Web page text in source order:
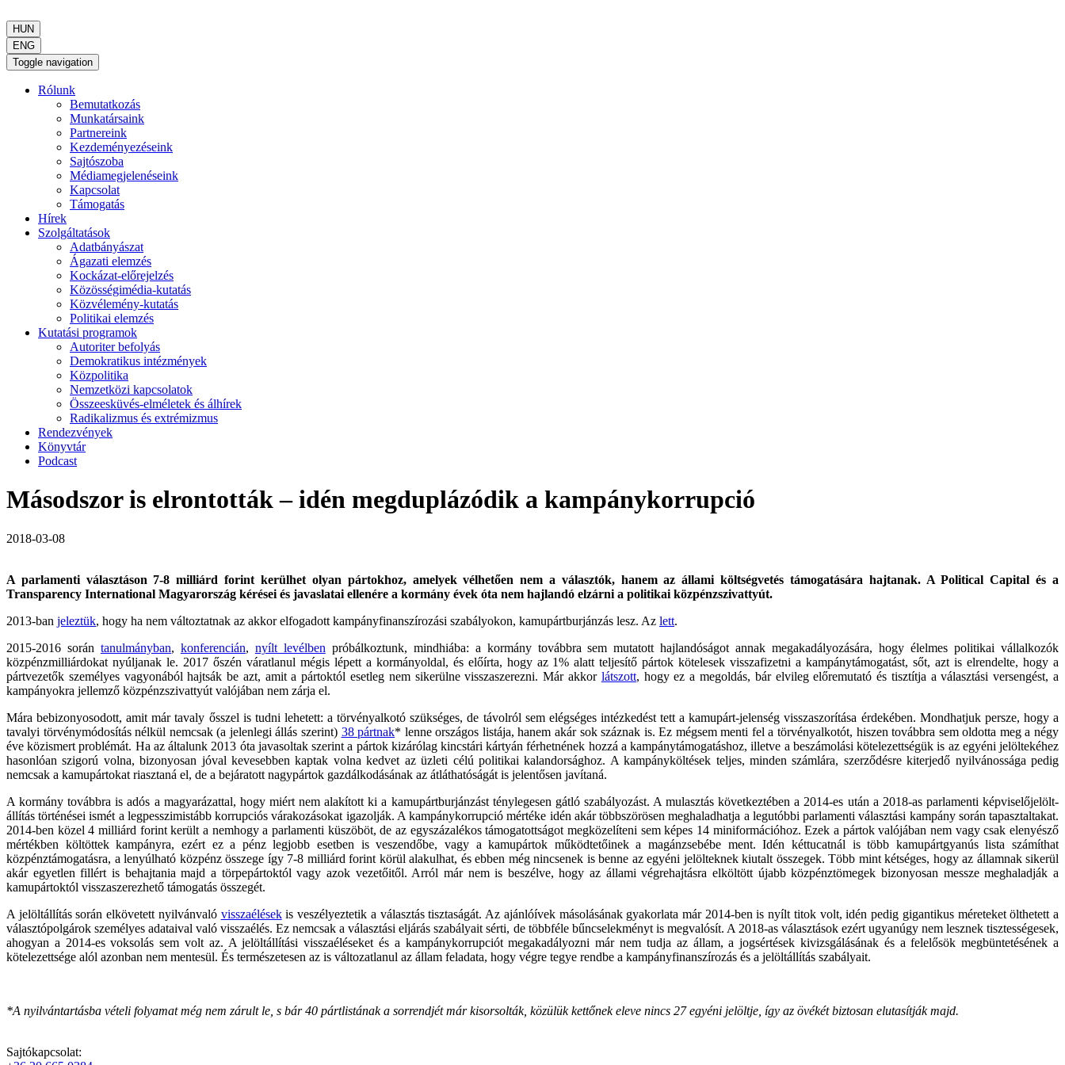
HUN
ENG
Toggle navigation
Rólunk
Bemutatkozás
Munkatársaink
Partnereink
Kezdeményezéseink
Sajtószoba
Médiamegjelenéseink
Kapcsolat
Támogatás
Hírek
Szolgáltatások
Adatbányászat
Ágazati elemzés
Kockázat-előrejelzés
Közösségimédia-kutatás
Közvélemény-kutatás
Politikai elemzés
Kutatási programok
Autoriter befolyás
Demokratikus intézmények
Közpolitika
Nemzetközi kapcsolatok
Összeesküvés-elméletek és álhírek
Radikalizmus és extrémizmus
Rendezvények
Könyvtár
Podcast
Másodszor is elrontották – idén megduplázódik a kampánykorrupció
2018-03-08
A parlamenti választáson 7-8 milliárd forint kerülhet olyan pártokhoz, amelyek vélhetően nem a választók, hanem az állami költségvetés támogatására hajtanak. A Political Capital és a
Transparency International Magyarország kérései és javaslatai ellenére a kormány évek óta nem hajlandó elzárni a politikai közpénzszivattyút.
2013-ban jeleztük, hogy ha nem változtatnak az akkor elfogadott kampányfinanszírozási szabályokon, kamupártburjánzás lesz. Az lett.
2015-2016 során tanulmányban, konferencián, nyílt levélben próbálkoztunk, mindhiába: a kormány továbbra sem mutatott hajlandóságot annak megakadályozására, hogy élelmes politikai vállalkozók
közpénzmilliárdokat nyúljanak le. 2017 őszén váratlanul mégis lépett a kormányoldal, és előírta, hogy az 1% alatt teljesítő pártok kötelesek visszafizetni a kampánytámogatást, sőt, azt is elrendelte, hogy a
pártvezetők személyes vagyonából hajtsák be azt, amit a pártoktól esetleg nem sikerülne visszaszerezni. Már akkor látszott, hogy ez a megoldás, bár elvileg előremutató és tisztítja a választási versengést, a
kampányokra jellemző közpénzszivattyút valójában nem zárja el.
Mára bebizonyosodott, amit már tavaly ősszel is tudni lehetett: a törvényalkotó szükséges, de távolról sem elégséges intézkedést tett a kamupárt-jelenség visszaszorítása érdekében. Mondhatjuk persze, hogy a
tavalyi törvénymódosítás nélkül nemcsak (a jelenlegi állás szerint) 38 pártnak* lenne országos listája, hanem akár sok száznak is. Ez mégsem menti fel a törvényalkotót, hiszen továbbra sem oldotta meg a négy
éve közismert problémát. Ha az általunk 2013 óta javasoltak szerint a pártok kizárólag kincstári kártyán férhetnének hozzá a kampánytámogatáshoz, illetve a beszámolási kötelezettségük is az egyéni jelöltekéhez
hasonlóan szigorú volna, bizonyosan jóval kevesebben kaptak volna kedvet az üzleti célú politikai kalandorsághoz. A kampányköltések teljes, minden számlára, szerződésre kiterjedő nyilvánossága pedig
nemcsak a kamupártokat riasztaná el, de a bejáratott nagypártok gazdálkodásának az átláthatóságát is jelentősen javítaná.
A kormány továbbra is adós a magyarázattal, hogy miért nem alakított ki a kamupártburjánzást ténylegesen gátló szabályozást. A mulasztás következtében a 2014-es után a 2018-as parlamenti képviselőjelölt-
állítás történései ismét a legpesszimistább korrupciós várakozásokat igazolják. A kampánykorrupció mértéke idén akár többszörösen meghaladhatja a legutóbbi parlamenti választási kampány során tapasztaltakat.
2014-ben közel 4 milliárd forint került a nemhogy a parlamenti küszöböt, de az egyszázalékos támogatottságot megközelíteni sem képes 14 miniformációhoz. Ezek a pártok valójában nem vagy csak elenyésző
mértékben költöttek kampányra, ezért ez a pénz legjobb esetben is veszendőbe, vagy a kamupártok működtetőinek a magánzsebébe ment. Idén kéttucatnál is több kamupártgyanús lista számíthat
közpénztámogatásra, a lenyúlható közpénz összege így 7-8 milliárd forint körül alakulhat, és ebben még nincsenek is benne az egyéni jelölteknek kiutalt összegek. Több mint kétséges, hogy az államnak sikerül
akár egyetlen fillért is behajtania majd a törpepártoktól vagy azok vezetőitől. Arról már nem is beszélve, hogy az állami végrehajtásra elköltött újabb közpénztömegek bizonyosan messze meghaladják a
kamupártoktól visszaszerezhető támogatás összegét.
A jelöltállítás során elkövetett nyilvánvaló visszaélésekis veszélyeztetik a választás tisztaságát. Az ajánlóívek másolásának gyakorlata már 2014-ben is nyílt titok volt, idén pedig gigantikus méreteket ölthetett a
választópolgárok személyes adataival való visszaélés. Ez nemcsak a választási eljárás szabályait sérti, de többféle bűncselekményt is megvalósít. A 2018-as választások ezért ugyanúgy nem lesznek tisztességesek,
ahogyan a 2014-es voksolás sem volt az. A jelöltállítási visszaéléseket és a kampánykorrupciót megakadályozni már nem tudja az állam, a jogsértések kivizsgálásának és a felelősök megbüntetésének a
kötelezettsége alól azonban nem mentesül. És természetesen az is változatlanul az állam feladata, hogy végre tegye rendbe a kampányfinanszírozás és a jelöltállítás szabályait.
*A nyilvántartásba vételi folyamat még nem zárult le, s bár 40 pártlistának a sorrendjét már kisorsolták, közülük kettőnek eleve nincs 27 egyéni jelöltje, így az övékét biztosan elutasítják majd.
Sajtókapcsolat: